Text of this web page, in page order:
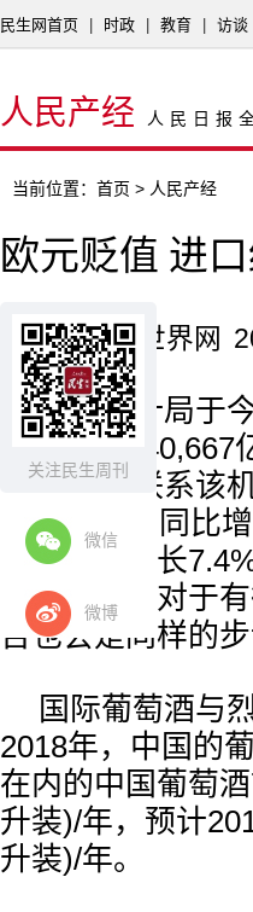
关注民生周刊
微信
微博
民生网首页 时政 教育 访谈
人民产经 人民日报
当前位置： 首页 > 人民产经
欧元贬值 进
来源：红酒世界网
国家统计局于
生产总值
7.0%。再联系该
破60万亿，同比
总值同比增长
近。然而，对于
否也会是同样的步
国际葡萄酒与
2018年，中国的
在内的中国葡萄
升装)/年，预计
升装)/年。